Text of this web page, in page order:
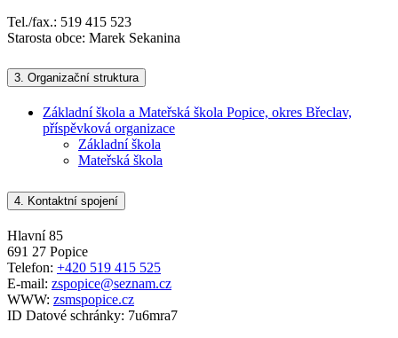
Tel./fax.: 519 415 523
Starosta obce: Marek Sekanina
3. Organizační struktura
Základní škola a Mateřská škola Popice, okres Břeclav,
příspěvková organizace
Základní škola
Mateřská škola
4. Kontaktní spojení
Hlavní 85
691 27 Popice
Telefon: +420 519 415 525
E-mail: zspopice@seznam.cz
WWW: zsmspopice.cz
ID Datové schránky: 7u6mra7